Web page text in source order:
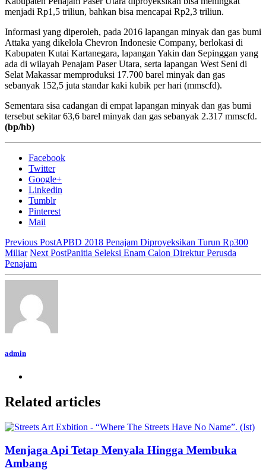
menjadi Rp1,5 triliun, bahkan bisa mencapai Rp2,3 triliun.
Informasi yang diperoleh, pada 2016 lapangan minyak dan gas bumi
Attaka yang dikelola Chevron Indonesie Company, berlokasi di
Kabupaten Kutai Kartanegara, lapangan Yakin dan Sepinggan yang
ada di wilayah Penajam Paser Utara, serta lapangan West Seni di
Selat Makassar memproduksi 17.700 barel minyak dan gas
sebanyak 152,5 juta standar kaki kubik per hari (mmscfd).
Sementara sisa cadangan di empat lapangan minyak dan gas bumi
tersebut sekitar 63,6 barel minyak dan gas sebanyak 2.317 mmscfd.
(bp/hb)
Facebook
Twitter
Google+
Linkedin
Tumblr
Pinterest
Mail
Previous PostAPBD 2018 Penajam Diproyeksikan Turun Rp300
Miliar Next PostPanitia Seleksi Enam Calon Direktur Perusda
Penajam
admin
Related articles
Menjaga Api Tetap Menyala Hingga Membuka
Ambang